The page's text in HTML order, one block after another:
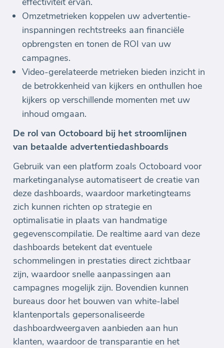
Omzetmetrieken koppelen uw advertentie-
inspanningen rechtstreeks aan financiële
opbrengsten en tonen de ROI van uw
campagnes.
Video-gerelateerde metrieken bieden inzicht in
de betrokkenheid van kijkers en onthullen hoe
kijkers op verschillende momenten met uw
inhoud omgaan.
De rol van Octoboard bij het stroomlijnen
van betaalde advertentiedashboards
Gebruik van een platform zoals Octoboard voor
marketinganalyse automatiseert de creatie van
deze dashboards, waardoor marketingteams
zich kunnen richten op strategie en
optimalisatie in plaats van handmatige
gegevenscompilatie. De realtime aard van deze
dashboards betekent dat eventuele
schommelingen in prestaties direct zichtbaar
zijn, waardoor snelle aanpassingen aan
campagnes mogelijk zijn. Bovendien kunnen
bureaus door het bouwen van white-label
klantenportals gepersonaliseerde
dashboardweergaven aanbieden aan hun
klanten, waardoor de transparantie en het